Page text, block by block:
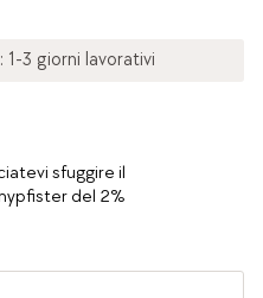
3 giorni lavorativi
sfuggire il
del 2%